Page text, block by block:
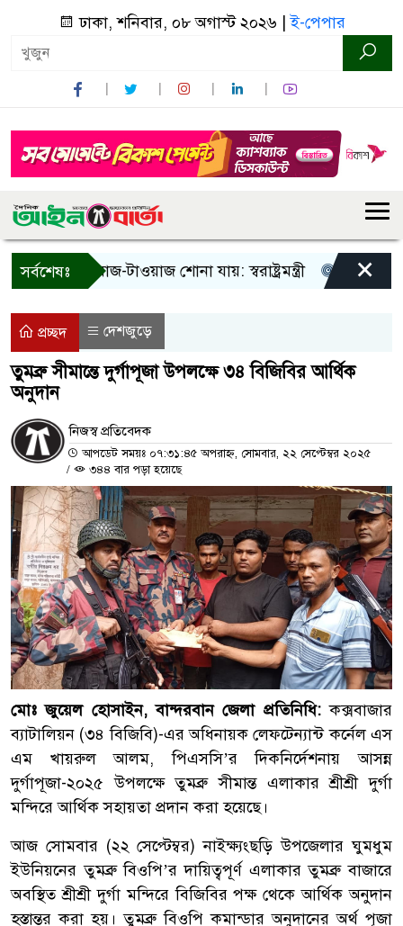
ঢাকা, শনিবার, ০৮ অগাস্ট ২০২৬ |ই-পেপার
সর্বশেষঃ
শুধু আওয়াজ-টাওয়াজ শোনা যায়: স্বরাষ্ট্রমন্ত্রী তিন দিনের
×
প্রচ্ছদ দেশজুড়ে
তুমব্রু সীমান্তে দুর্গাপূজা উপলক্ষে ৩৪ বিজিবির আর্থিক
অনুদান
নিজস্ব প্রতিবেদক
আপডেট সময়ঃ ০৭:৩১:৪৫ অপরাহ্ন, সোমবার, ২২ সেপ্টেম্বর ২০২৫
/
৩৪৪ বার পড়া হয়েছে
মোঃ জুয়েল হোসাইন, বান্দরবান জেলা প্রতিনিধি:কক্সবাজার
ব্যাটালিয়ন (৩৪ বিজিবি)-এর অধিনায়ক লেফটেন্যান্ট কর্নেল এস
এম খায়রুল আলম, পিএসসি’র দিকনির্দেশনায় আসন্ন
দুর্গাপূজা-২০২৫ উপলক্ষে তুমব্রু সীমান্ত এলাকার শ্রীশ্রী দুর্গা
মন্দিরে আর্থিক সহায়তা প্রদান করা হয়েছে।
আজ সোমবার (২২ সেপ্টেম্বর) নাইক্ষ্যংছড়ি উপজেলার ঘুমধুম
ইউনিয়নের তুমব্রু বিওপি’র দায়িত্বপূর্ণ এলাকার তুমব্রু বাজারে
অবস্থিত শ্রীশ্রী দুর্গা মন্দিরে বিজিবির পক্ষ থেকে আর্থিক অনুদান
হস্তান্তর করা হয়। তুমব্রু বিওপি কমান্ডার অনুদানের অর্থ পূজা